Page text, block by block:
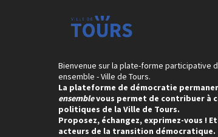
Bienvenue sur la plate-forme participative
ensemble - Ville de Tours.
La plateforme de démocratie
ensemblevous permet de contribuer à
politiques de la Ville de Tours.
Proposez, échangez, exprimez-vous !
acteurs de la transition démocratique.